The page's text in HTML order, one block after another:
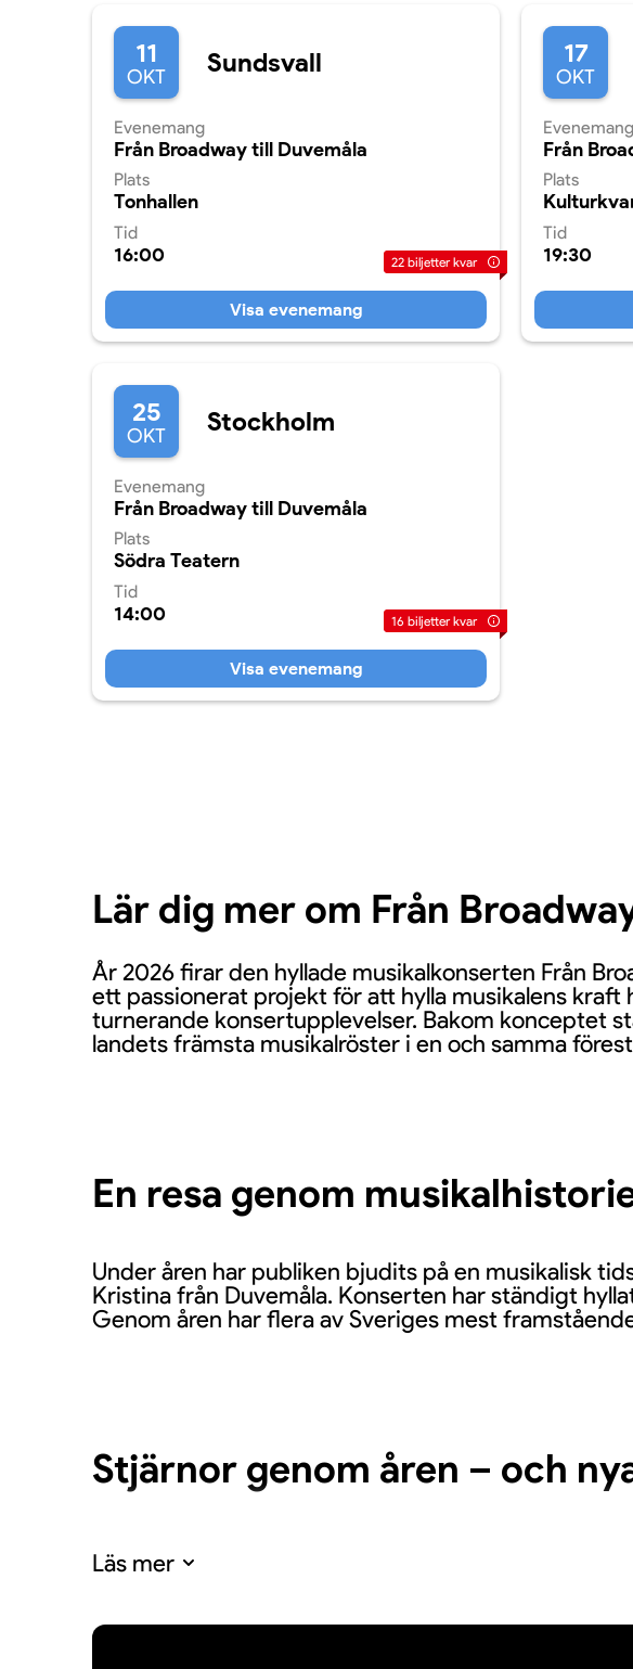
11
OKT Sundsvall
Plats
Tonhallen
Evenemang
Från Broadway till Duvemåla
Tid
16:00
Visa evenemang
22 biljetter kvar
17
OKT
Plats
Evenemang
Från
Tid
19:30
25
OKT Stockholm
Plats
Södra Teatern
Evenemang
Från Broadway till Duvemåla
Tid
14:00
Visa evenemang
16 biljetter kvar
Lär dig mer om Från
År 2026 firar den hyllade musikalkonserten Från
ett passionerat projekt för att hylla musikalens
turnerande konsertupplevelser. Bakom konceptet
landets främsta musikalröster i en och samma
En resa genom
Under åren har publiken bjudits på en musikalisk
Kristina från Duvemåla. Konserten har ständigt
Genom åren har flera av Sveriges mest
Stjärnor genom åren – och
Många välkända namn har medverkat sedan
Bengtsson, Philip Jalmelid, Martin Redhe Nord och
Läs mer